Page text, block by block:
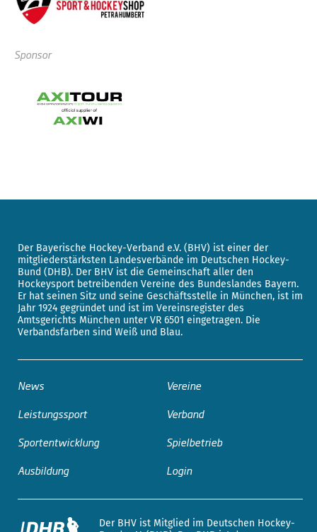
Sponsor
Der Bayerische Hockey-Verband e.V. (BHV) ist einer der
mitgliederstärksten Landesverbände im Deutschen Hockey-
Bund (DHB). Der BHV ist die Gemeinschaft aller den
Hockeysport betreibenden Vereine des Bundeslandes Bayern.
Er hat seinen Sitz und seine Geschäftsstelle in München, ist im
Jahr 1924 gegründet und ist im Vereinsregister des
Amtsgerichts München unter VR 6501 eingetragen. Die
Verbandsfarben sind Weiß und Blau.
News
Leistungssport
Sportentwicklung
Ausbildung
Vereine
Verband
Spielbetrieb
Login
Der BHV ist Mitglied im Deutschen Hockey-